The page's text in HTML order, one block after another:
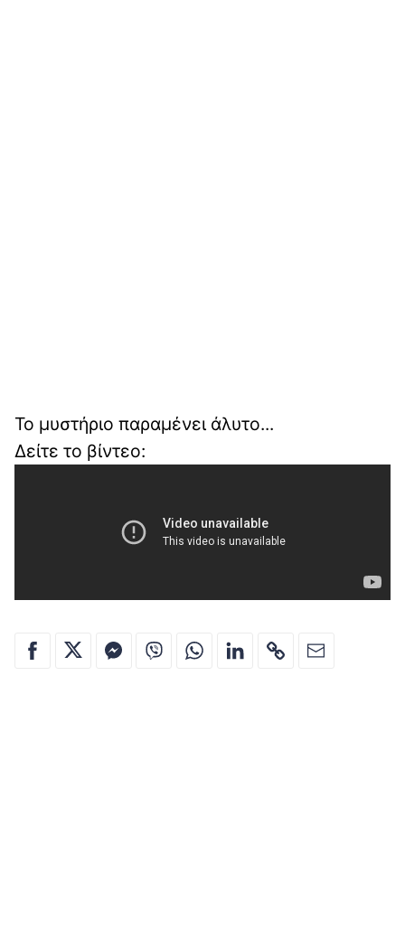
Το μυστήριο παραμένει άλυτο...
Δείτε το βίντεο: